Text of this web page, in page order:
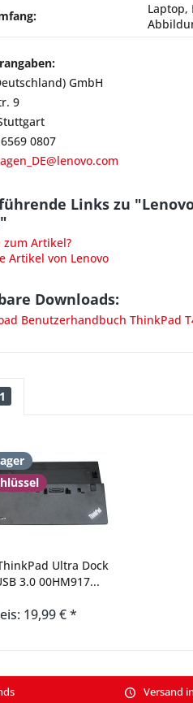
Laptop,
GmbH
9
0807
Links zu "Lenovo
zum Artikel?
Artikel von Lenovo
Downloads:
Benutzerhandbuch ThinkPad
1
Ultra Dock
3.0 00HM917...
19,99 € *
Versand